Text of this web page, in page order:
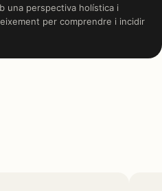
una perspectiva holística i
per comprendre i incidir